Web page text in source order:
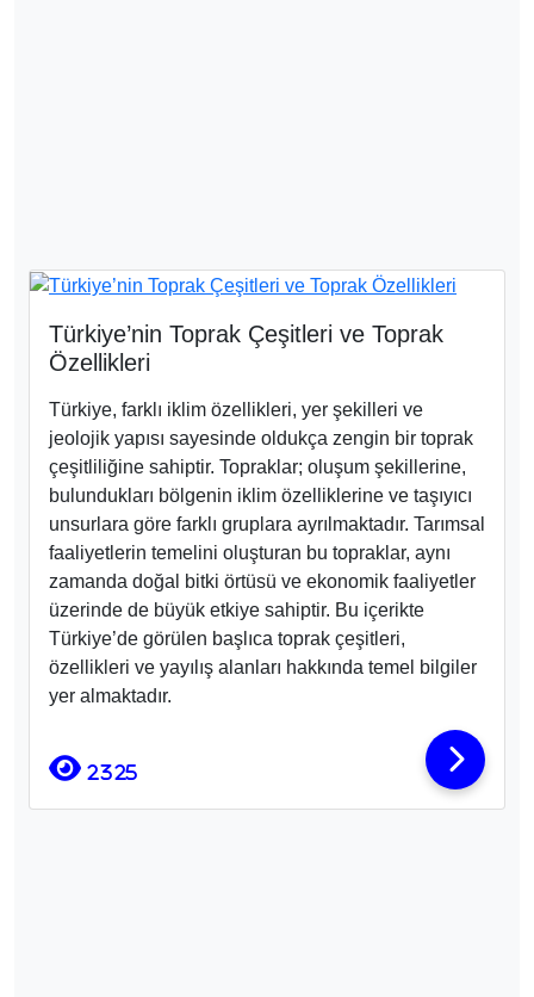
Türkiye’nin Toprak Çeşitleri ve Toprak
Özellikleri
Türkiye, farklı iklim özellikleri, yer şekilleri ve
jeolojik yapısı sayesinde oldukça zengin bir toprak
çeşitliliğine sahiptir. Topraklar; oluşum şekillerine,
bulundukları bölgenin iklim özelliklerine ve taşıyıcı
unsurlara göre farklı gruplara ayrılmaktadır. Tarımsal
faaliyetlerin temelini oluşturan bu topraklar, aynı
zamanda doğal bitki örtüsü ve ekonomik faaliyetler
üzerinde de büyük etkiye sahiptir. Bu içerikte
Türkiye’de görülen başlıca toprak çeşitleri,
özellikleri ve yayılış alanları hakkında temel bilgiler
yer almaktadır.
2325